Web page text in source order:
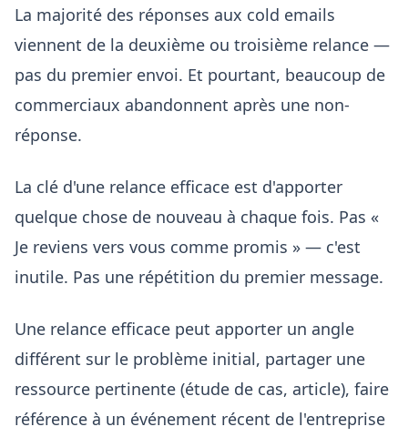
La majorité des réponses aux cold emails
viennent de la deuxième ou troisième relance —
pas du premier envoi. Et pourtant, beaucoup de
commerciaux abandonnent après une non-
réponse.
La clé d'une relance efficace est d'apporter
quelque chose de nouveau à chaque fois. Pas «
Je reviens vers vous comme promis » — c'est
inutile. Pas une répétition du premier message.
Une relance efficace peut apporter un angle
différent sur le problème initial, partager une
ressource pertinente (étude de cas, article), faire
référence à un événement récent de l'entreprise